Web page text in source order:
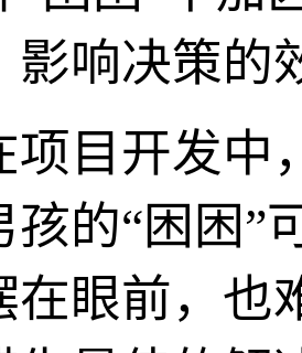
影响决策的
项目开发中
孩的“困困”
在眼前，也